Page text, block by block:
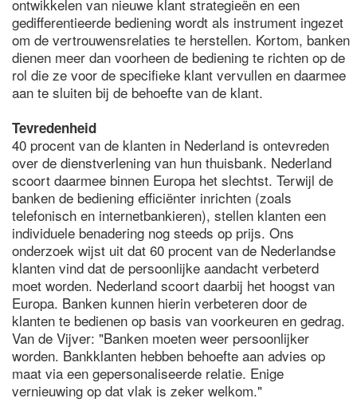
ontwikkelen van nieuwe klant strategieën en een
gedifferentieerde bediening wordt als instrument ingezet
om de vertrouwensrelaties te herstellen. Kortom, banken
dienen meer dan voorheen de bediening te richten op de
rol die ze voor de specifieke klant vervullen en daarmee
aan te sluiten bij de behoefte van de klant.
Tevredenheid
40 procent van de klanten in Nederland is ontevreden
over de dienstverlening van hun thuisbank. Nederland
scoort daarmee binnen Europa het slechtst. Terwijl de
banken de bediening efficiënter inrichten (zoals
telefonisch en internetbankieren), stellen klanten een
individuele benadering nog steeds op prijs. Ons
onderzoek wijst uit dat 60 procent van de Nederlandse
klanten vind dat de persoonlijke aandacht verbeterd
moet worden. Nederland scoort daarbij het hoogst van
Europa. Banken kunnen hierin verbeteren door de
klanten te bedienen op basis van voorkeuren en gedrag.
Van de Vijver: "Banken moeten weer persoonlijker
worden. Bankklanten hebben behoefte aan advies op
maat via een gepersonaliseerde relatie. Enige
vernieuwing op dat vlak is zeker welkom."